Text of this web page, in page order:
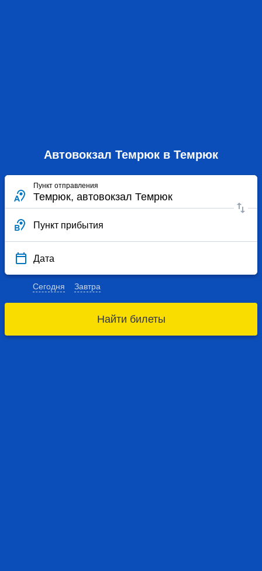
Автовокзал Темрюк в Темрюк
Пункт отправления
Пункт прибытия
Дата
Сегодня Завтра
Найти билеты